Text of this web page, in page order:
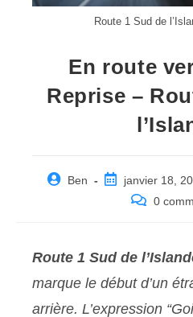
Route 1 Sud de
En route
Reprise –
PostBen
Post
published:
janvier 18,
Post 0
Route 1 Sud de
marque le début d’un
arrière. L’expression